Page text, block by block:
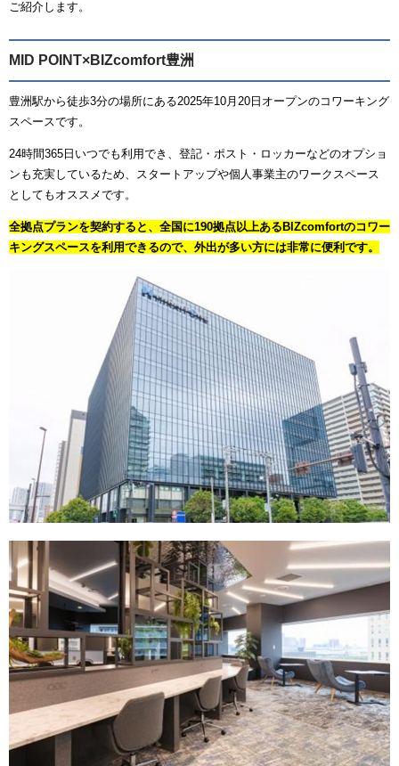
ご紹介します。
MID POINT×BIZcomfort豊洲
豊洲駅から徒歩3分の場所にある2025年10月20日オープンのコワーキング
スペースです。
24時間365日いつでも利用でき、登記・ポスト・ロッカーなどのオプショ
ンも充実しているため、スタートアップや個人事業主のワークスペース
としてもオススメです。
全拠点プランを契約すると、全国に190拠点以上あるBIZcomfortのコワー
キングスペースを利用できるので、外出が多い方には非常に便利です。